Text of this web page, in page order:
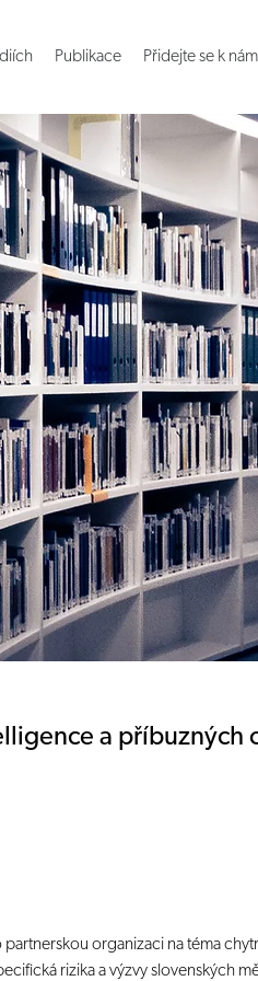
Publikace Přidejte se k nám
a příbuzných
organizaci na téma
rizika a výzvy slovenských